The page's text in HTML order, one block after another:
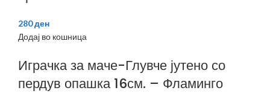
280ден
Додај во кошница
Играчка за маче-Глувче јутено со
пердув опашка 16см. – Фламинго